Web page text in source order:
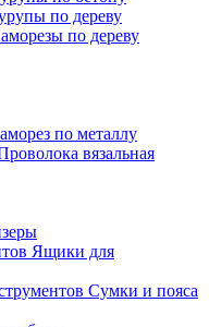
по дереву
по дереву
по металлу
вязальная
Ящики для
Сумки и пояса